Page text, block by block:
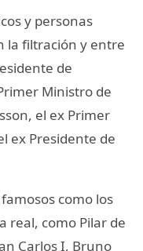
y personas
la filtración y entre
de
Ministro de
el ex Primer
ex Presidente de
como los
real, como Pilar de
Carlos I, Bruno